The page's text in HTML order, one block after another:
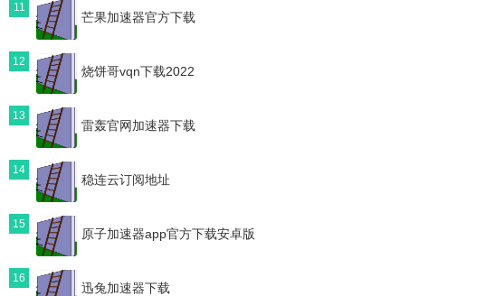
11
芒果加速器官方下载
12
烧饼哥vqn下载2022
13
雷轰官网加速器下载
14
稳连云订阅地址
15
原子加速器app官方下载安卓版
16
迅兔加速器下载